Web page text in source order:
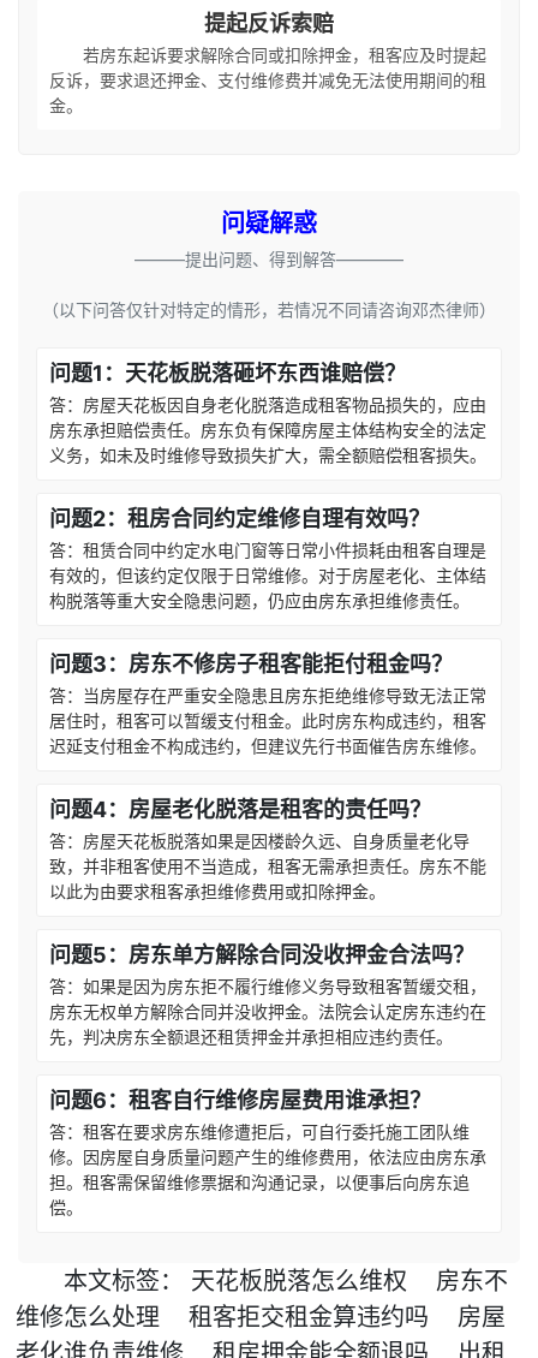
提起反诉索赔
若房东起诉要求解除合同或扣除押金，租客应及时提起
反诉，要求退还押金、支付维修费并减免无法使用期间的租
金。
问疑解惑
———提出问题、得到解答————
（以下问答仅针对特定的情形，若情况不同请咨询邓杰律师）
问题1：天花板脱落砸坏东西谁赔偿？
答：房屋天花板因自身老化脱落造成租客物品损失的，应由
房东承担赔偿责任。房东负有保障房屋主体结构安全的法定
义务，如未及时维修导致损失扩大，需全额赔偿租客损失。
问题2：租房合同约定维修自理有效吗？
答：租赁合同中约定水电门窗等日常小件损耗由租客自理是
有效的，但该约定仅限于日常维修。对于房屋老化、主体结
构脱落等重大安全隐患问题，仍应由房东承担维修责任。
问题3：房东不修房子租客能拒付租金吗？
答：当房屋存在严重安全隐患且房东拒绝维修导致无法正常
居住时，租客可以暂缓支付租金。此时房东构成违约，租客
迟延支付租金不构成违约，但建议先行书面催告房东维修。
问题4：房屋老化脱落是租客的责任吗？
答：房屋天花板脱落如果是因楼龄久远、自身质量老化导
致，并非租客使用不当造成，租客无需承担责任。房东不能
以此为由要求租客承担维修费用或扣除押金。
问题5：房东单方解除合同没收押金合法吗？
答：如果是因为房东拒不履行维修义务导致租客暂缓交租，
房东无权单方解除合同并没收押金。法院会认定房东违约在
先，判决房东全额退还租赁押金并承担相应违约责任。
问题6：租客自行维修房屋费用谁承担？
答：租客在要求房东维修遭拒后，可自行委托施工团队维
修。因房屋自身质量问题产生的维修费用，依法应由房东承
担。租客需保留维修票据和沟通记录，以便事后向房东追
偿。
本文标签： 天花板脱落怎么维权
房东不
维修怎么处理
租客拒交租金算违约吗
房屋